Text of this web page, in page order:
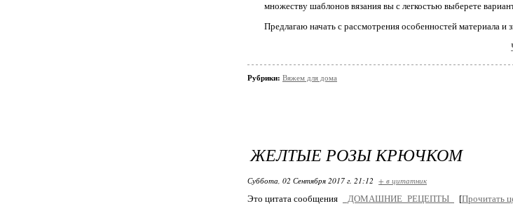
множеству шаблонов вязания вы с легкостью выберете
Предлагаю начать с рассмотрения особенностей материала
Рубрики: Вяжем для дома
ЖЕЛТЫЕ РОЗЫ КРЮЧКОМ
Суббота, 02 Сентября 2017 г. 21:12 + в цитатник
Это цитата сообщения
_ДОМАШНИЕ_РЕЦЕПТЫ_ [Прочитать